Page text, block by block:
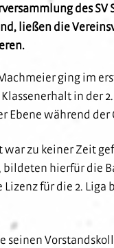
des SV
ließen die
ging im
in der
Ebene während
zu keiner Zeit
hierfür die
Lizenz für die 2.
seinen